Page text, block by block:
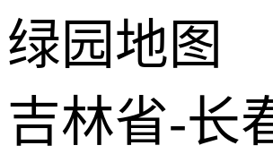
绿园地图
2 公里
© 2026 AutoNavi - GS(2019)6379号
吉林省-长